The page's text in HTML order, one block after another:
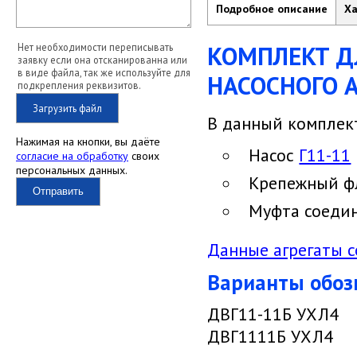
Нет необходимости переписывать
заявку если она отсканированна или
в виде файла, так же используйте для
подкрепления реквизитов.
Загрузить файл
Нажимая на кнопки, вы даёте
согласие на обработку своих
персональных данных.
Отправить
Подробное описание
КОМПЛЕКТ
НАСОСНОГО
В данный
Насос Г11-11
Крепежный
Муфта
Данные агрегаты
Варианты
ДВГ11-11Б УХЛ4
ДВГ1111Б УХЛ4